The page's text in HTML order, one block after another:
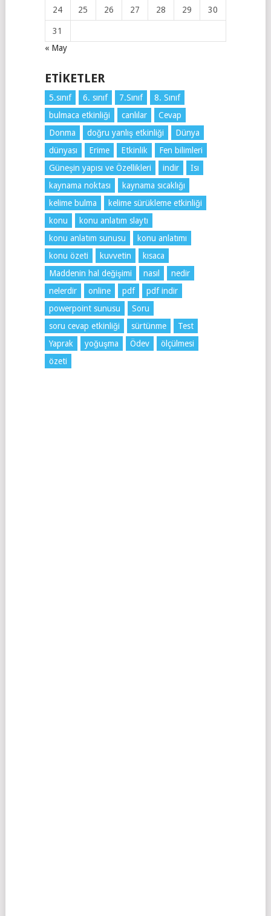
24 25 26 27 28 29 30
31
« May
ETIKETLER
5.sınıf 6. sınıf 7.Sınıf
8. Sınıf
bulmaca etkinliği
canlılar
Cevap
Donma
doğru yanlış etkinliği
Dünya
dünyası
Erime Etkinlik
Fen bilimleri
Güneşin yapısı ve Özellikleri
indir
Isı
kaynama noktası
kaynama sıcaklığı
kelime bulma
kelime sürükleme etkinliği
konu
konu anlatım slaytı
konu anlatım sunusu
konu anlatımı
konu özeti
kuvvetin
kısaca
Maddenin hal değişimi
nasıl
nedir
nelerdir
online pdf
pdf indir
powerpoint sunusu
Soru
soru cevap etkinliği
sürtünme
Test
Yaprak
yoğuşma Ödev
ölçülmesi
özeti